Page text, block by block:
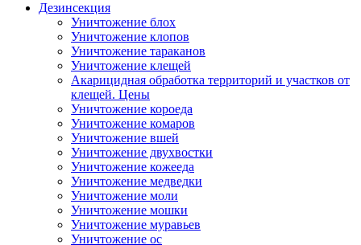
Дезинсекция
Уничтожение блох
Уничтожение клопов
Уничтожение тараканов
Уничтожение клещей
Акарицидная обработка территорий и участков от
клещей. Цены
Уничтожение короеда
Уничтожение комаров
Уничтожение вшей
Уничтожение двухвостки
Уничтожение кожееда
Уничтожение медведки
Уничтожение моли
Уничтожение мошки
Уничтожение муравьев
Уничтожение ос